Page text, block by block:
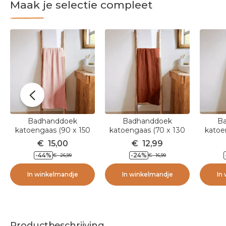
Maak je selectie compleet
Badhanddoek
katoengaas (90 x 150
cm) Gaïa Perzik roze
€ 15,00
-44% € 26,99
In winkelmandje
Badhanddoek
katoengaas (70 x 130
cm) Gaïa Terracotta
€ 12,99
-24% € 16,99
In winkelmandje In